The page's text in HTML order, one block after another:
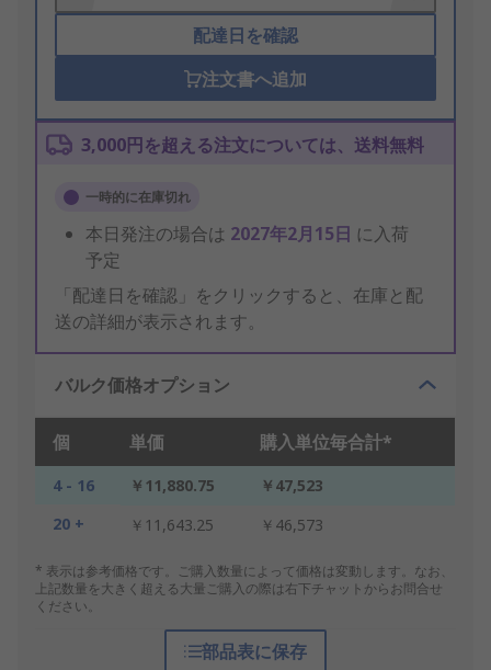
配達日を確認
注文書へ追加
3,000円を超える注文については、送料無料
一時的に在庫切れ
本日発注の場合は 2027年2月15日 に入荷
予定
「配達日を確認」をクリックすると、在庫と配
送の詳細が表示されます。
バルク価格オプション
個 単価 購入単位毎合計*
4 - 16 ￥11,880.75
￥47,523
20 +
￥11,643.25 ￥46,573
* 表示は参考価格です。ご購入数量によって価格は変動します。なお、
上記数量を大きく超える大量ご購入の際は右下チャットからお問合せ
ください。
部品表に保存